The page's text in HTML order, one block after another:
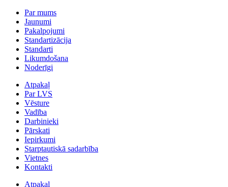
Par mums
Jaunumi
Pakalpojumi
Standartizācija
Standarti
Likumdošana
Noderīgi
Atpakaļ
Par LVS
Vēsture
Vadība
Darbinieki
Pārskati
Iepirkumi
Starptautiskā sadarbība
Vietnes
Kontakti
Atpakaļ